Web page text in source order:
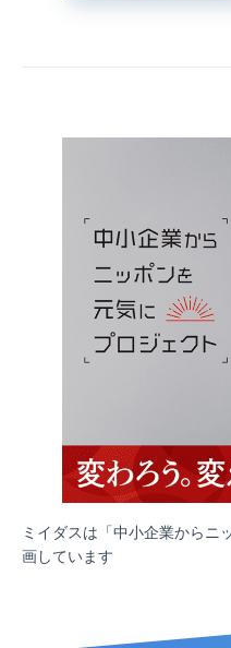
ミイダスは「中小企業からニ
画しています